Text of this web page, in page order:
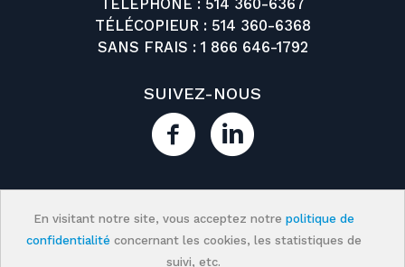
TÉLÉPHONE : 514 360-6367
TÉLÉCOPIEUR : 514 360-6368
SANS FRAIS : 1 866 646-1792
SUIVEZ-NOUS
Politique de confidentialité
En visitant notre site, vous acceptez notre politique de
confidentialitéconcernant les cookies, les statistiques de
suivi, etc.